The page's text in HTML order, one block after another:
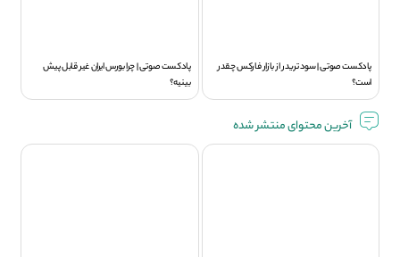
پادکست صوتی | سود تريدر از بازار فارکس چقدر
است؟
پادکست صوتی | چرا بورس ایران غیر قابل پیش
بینیه؟
آخرین محتوای منتشر شده